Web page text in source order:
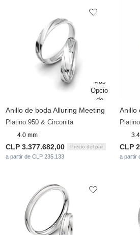
Anillo de boda Alluring Meeting
Platino 950 & Circonita
4.0 mm
CLP 3.377.682,00 Precio del par
a partir de CLP 235.133
Anillo
CLP
a partir